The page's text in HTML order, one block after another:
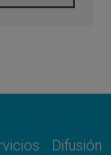
Roma en
Difusión